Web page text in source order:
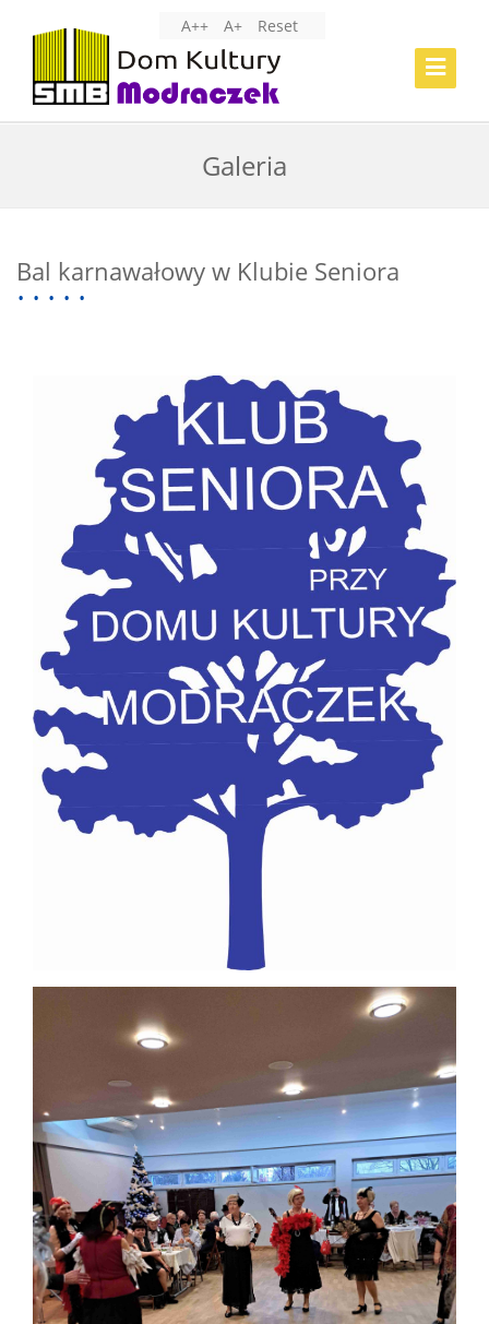
A++ A+ Reset
Toggle
Galeria
Bal karnawałowy w Klubie Seniora